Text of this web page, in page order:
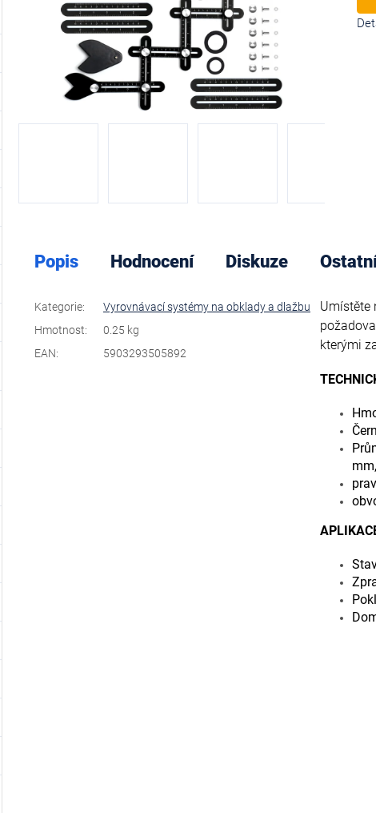
Popis Hodnocení Diskuze
Umístěte
kterými
Kategorie:
Vyrovnávací systémy na obklady a dlažbu
Hmotnost:
0.25 kg
EAN: 5903293505892